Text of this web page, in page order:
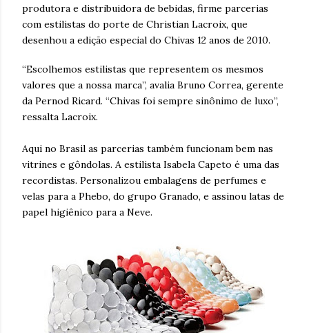
produtora e distribuidora de bebidas, firme parcerias
com estilistas do porte de Christian Lacroix, que
desenhou a edição especial do Chivas 12 anos de 2010.
“Escolhemos estilistas que representem os mesmos
valores que a nossa marca”, avalia Bruno Correa, gerente
da Pernod Ricard. “Chivas foi sempre sinônimo de luxo”,
ressalta Lacroix.
Aqui no Brasil as parcerias também funcionam bem nas
vitrines e gôndolas. A estilista Isabela Capeto é uma das
recordistas. Personalizou embalagens de perfumes e
velas para a Phebo, do grupo Granado, e assinou latas de
papel higiênico para a Neve.